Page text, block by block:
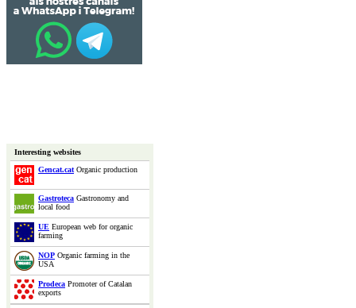
Interesting websites
Gencat.catOrganic production
Gastroteca Gastronomy and
local food
UE European web for organic
farming
NOP Organic farming in the
USA
Prodeca Promoter of Catalan
exports